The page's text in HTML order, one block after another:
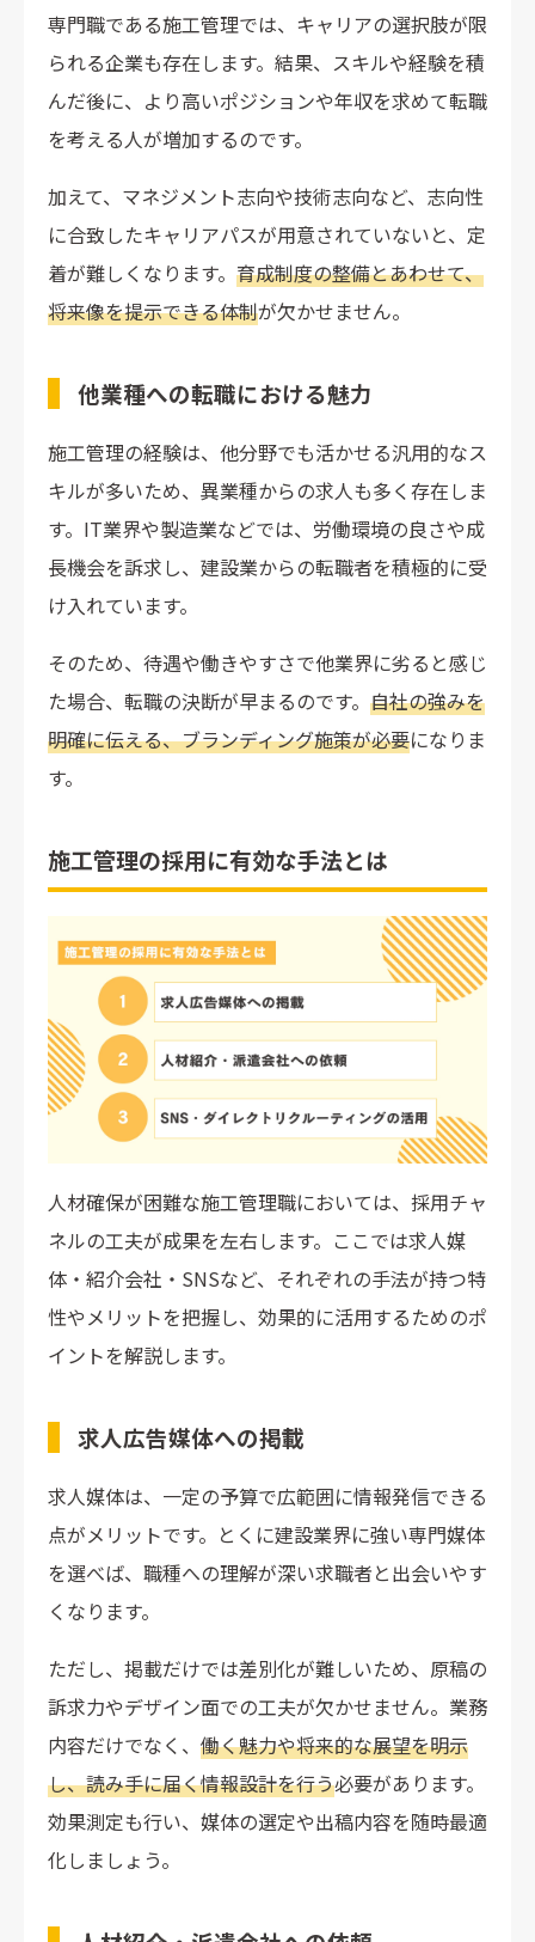
専門職である施工管理では、キャリアの選択肢が限
られる企業も存在します。結果、スキルや経験を積
んだ後に、より高いポジションや年収を求めて転職
を考える人が増加するのです。
加えて、マネジメント志向や技術志向など、志向性
に合致したキャリアパスが用意されていないと、定
着が難しくなります。 育成制度の整備とあわせて、
将来像を提示できる体制が欠かせません。
他業種への転職における魅力
施工管理の経験は、他分野でも活かせる汎用的なス
キルが多いため、異業種からの求人も多く存在しま
す。IT業界や製造業などでは、労働環境の良さや成
長機会を訴求し、建設業からの転職者を積極的に受
け入れています。
そのため、待遇や働きやすさで他業界に劣ると感じ
た場合、転職の決断が早まるのです。 自社の強みを
明確に伝える、ブランディング施策が必要になりま
す。
施工管理の採用に有効な手法とは
人材確保が困難な施工管理職においては、採用チャ
ネルの工夫が成果を左右します。ここでは求人媒
体・紹介会社・SNSなど、それぞれの手法が持つ特
性やメリットを把握し、効果的に活用するためのポ
イントを解説します。
求人広告媒体への掲載
求人媒体は、一定の予算で広範囲に情報発信できる
点がメリットです。とくに建設業界に強い専門媒体
を選べば、職種への理解が深い求職者と出会いやす
くなります。
ただし、掲載だけでは差別化が難しいため、原稿の
訴求力やデザイン面での工夫が欠かせません。業務
内容だけでなく、 働く魅力や将来的な展望を明示
し、読み手に届く情報設計を行う必要があります。
効果測定も行い、媒体の選定や出稿内容を随時最適
化しましょう。